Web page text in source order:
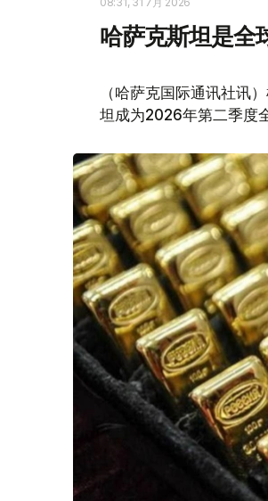
哈萨克斯坦是全
（哈萨克国际通讯社讯
坦成为2026年第二季度